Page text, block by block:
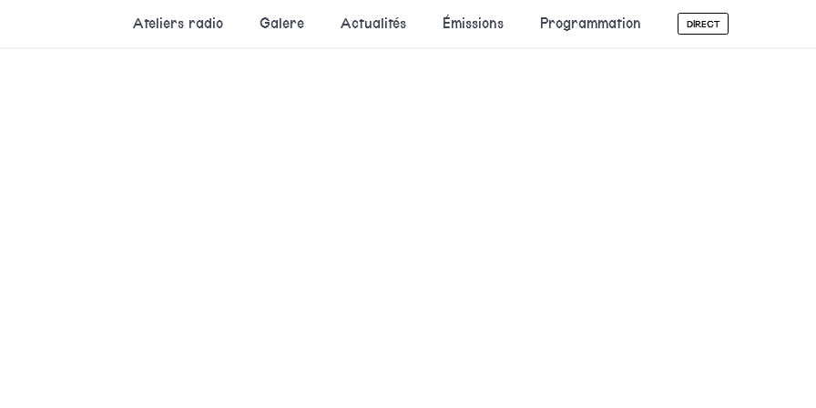
Ateliers radio Galere Actualités Émissions Programmation DIRECT